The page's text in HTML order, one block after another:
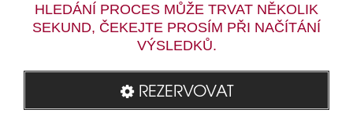
HLEDÁNÍ PROCES MŮŽE TRVAT NĚKOLIK
SEKUND, ČEKEJTE PROSÍM PŘI NAČÍTÁNÍ
VÝSLEDKŮ.
REZERVOVAT